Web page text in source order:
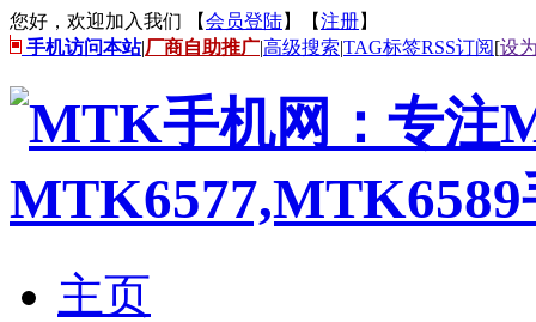
您好，欢迎加入我们 【会员登陆】【注册】
手机访问本站|厂商自助推广|高级搜索|TAG标签RSS订阅[设
主页